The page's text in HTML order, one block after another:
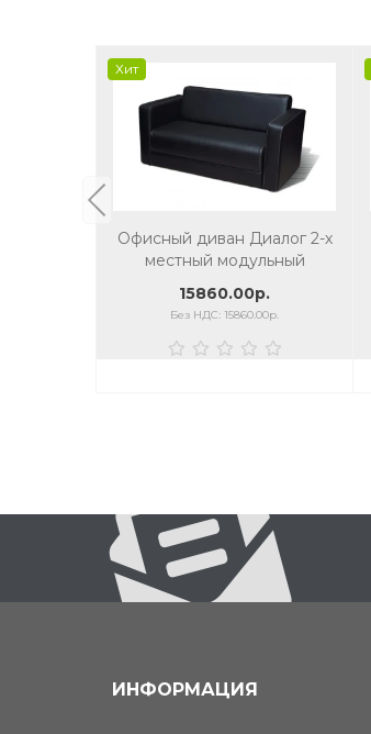
Хит
Офисный диван Диалог 2-х
местный модульный
15860.00р.
Без НДС: 15860.00р.
ИНФОРМАЦИЯ